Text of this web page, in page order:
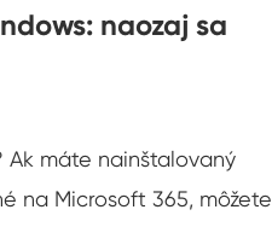
naozaj sa
Ak máte nainštalovaný
na Microsoft 365, môžete